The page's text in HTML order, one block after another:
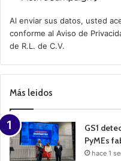
v
e
a
m
a
n
Al enviar sus datos, usted
conforme al Aviso de
de R.L. de C.V.
Más leidos
GS1
PyMEs
hace 1